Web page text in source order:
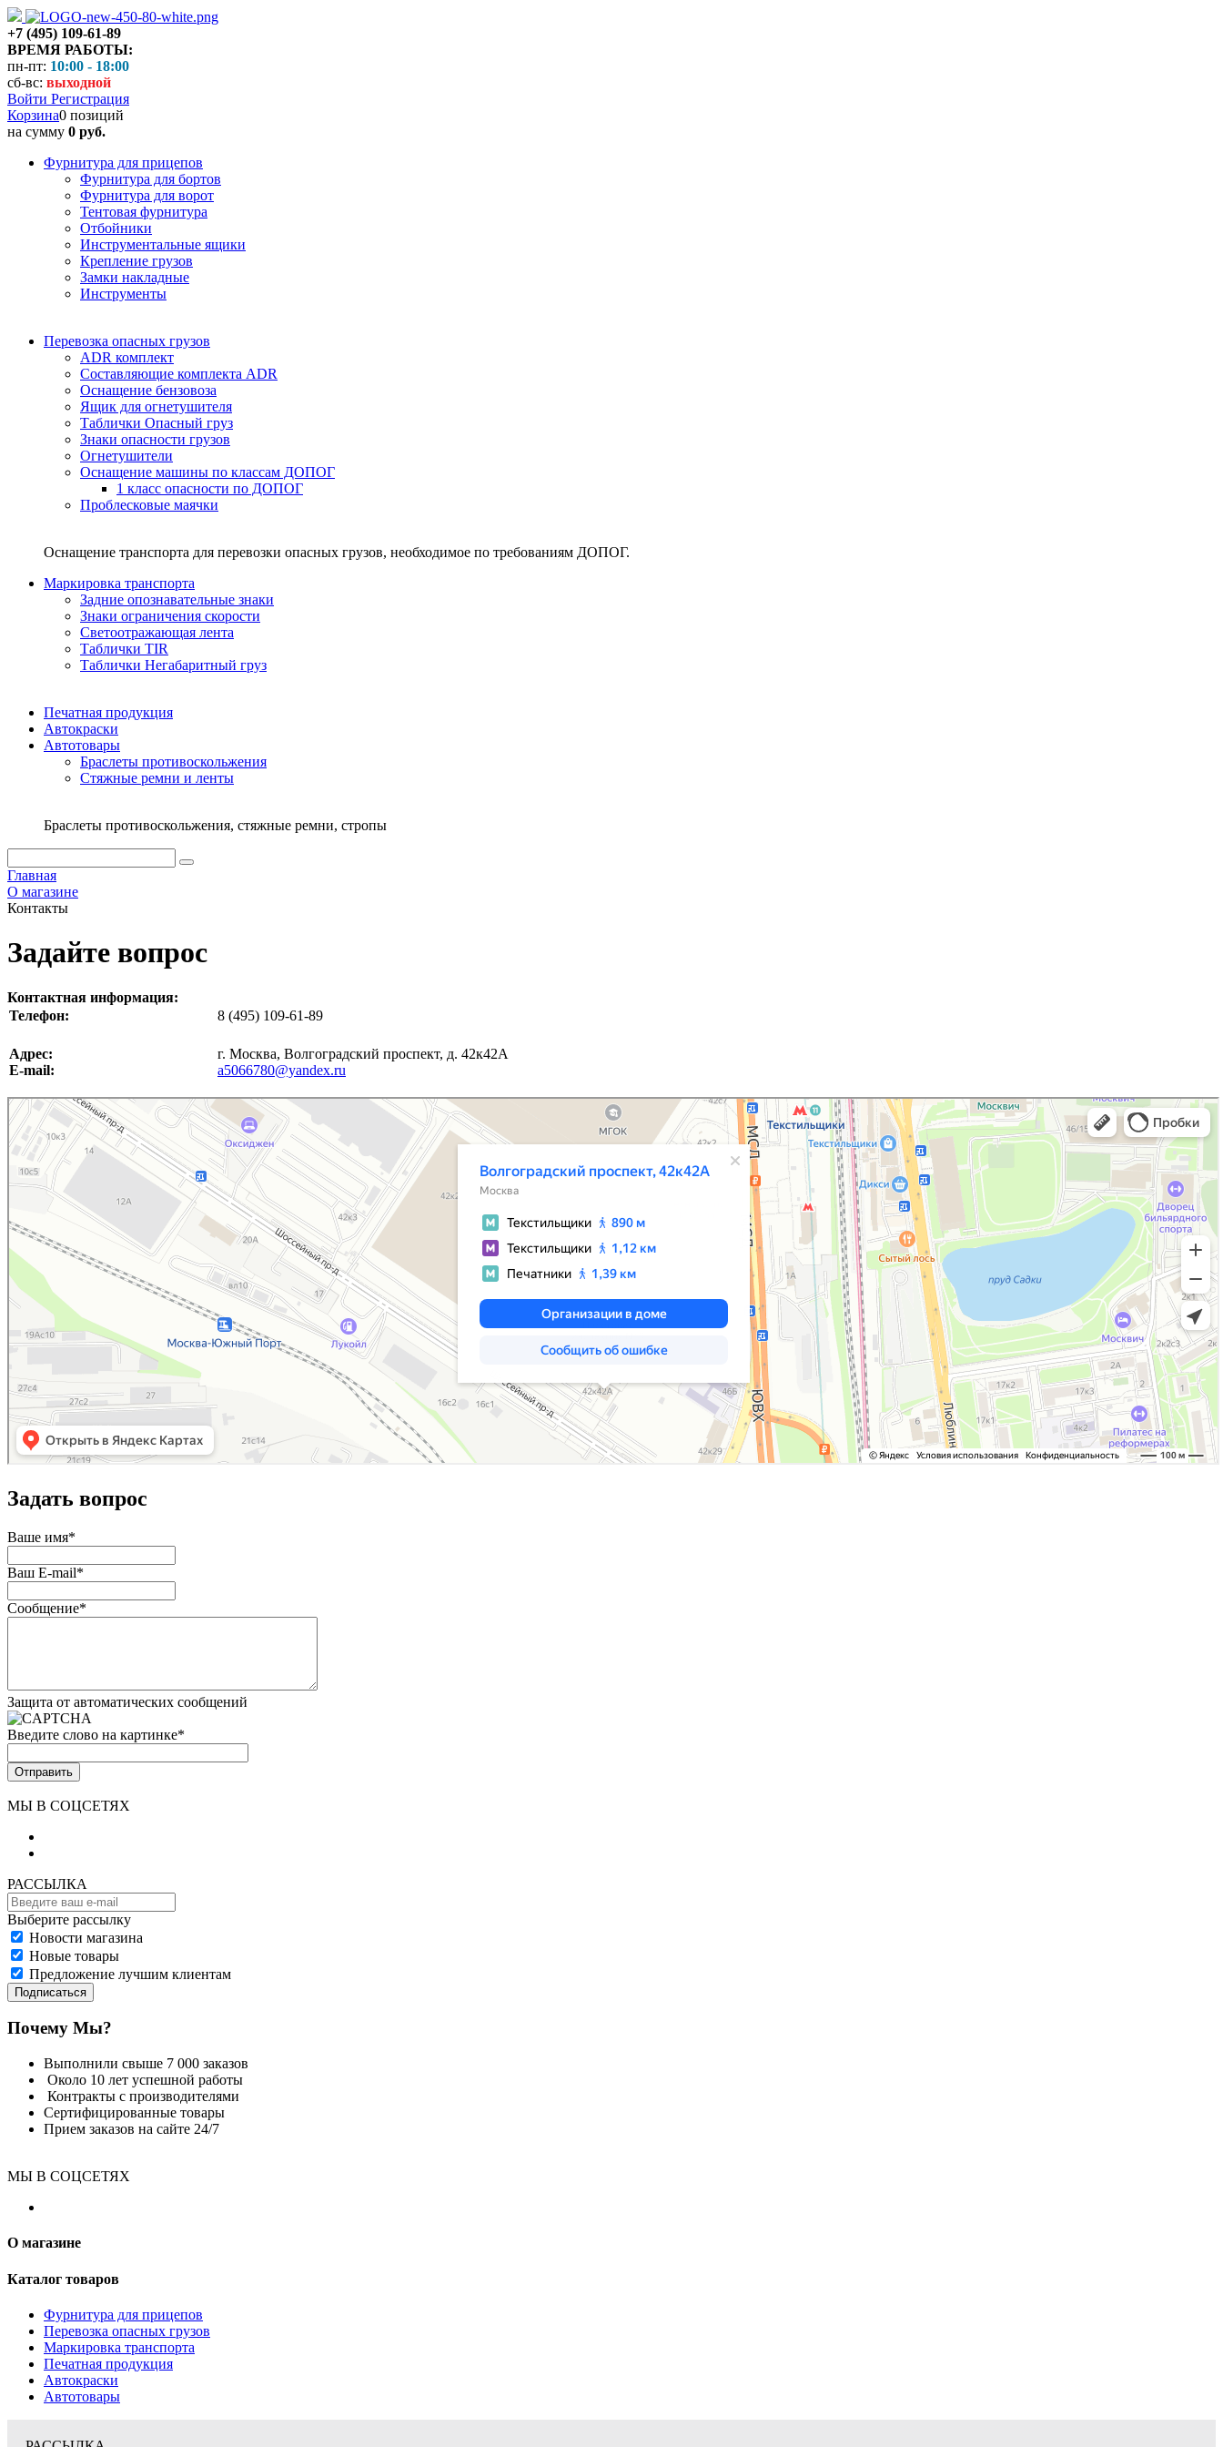
+7 (495) 109-61-89
ВРЕМЯ РАБОТЫ:
пн-пт: 10:00 - 18:00
сб-вс: выходной
Войти Регистрация
Корзина0 позиций
на сумму 0 руб.
Фурнитура для прицепов
Фурнитура для бортов
Фурнитура для ворот
Тентовая фурнитура
Отбойники
Инструментальные ящики
Крепление грузов
Замки накладные
Инструменты
Перевозка опасных грузов
ADR комплект
Составляющие комплекта ADR
Оснащение бензовоза
Ящик для огнетушителя
Таблички Опасный груз
Знаки опасности грузов
Огнетушители
Оснащение машины по классам ДОПОГ
1 класс опасности по ДОПОГ
Проблесковые маячки
Оснащение транспорта для перевозки опасных грузов, необходимое по требованиям ДОПОГ.
Маркировка транспорта
Задние опознавательные знаки
Знаки ограничения скорости
Светоотражающая лента
Таблички TIR
Таблички Негабаритный груз
Печатная продукция
Автокраски
Автотовары
Браслеты противоскольжения
Стяжныe ремни и ленты
Браслеты противоскольжения, стяжные ремни, стропы
Главная
О магазине
Контакты
Задайте вопрос
Контактная информация:
Телефон:
8 (495) 109-61-89
Адрес:
E-mail:
г. Москва, Волгоградский проспект, д. 42к42А
a5066780@yandex.ru
Задать вопрос
Ваше имя*
Ваш E-mail*
Сообщение*
Защита от автоматических сообщений
Введите слово на картинке*
МЫ В СОЦСЕТЯХ
РАССЫЛКА
Выберите рассылку
Новости магазина
Новые товары
Предложение лучшим клиентам
Подписаться
Почему Мы?
Выполнили свыше 7 000 заказов
Около 10 лет успешной работы
Контракты с производителями
Сертифицированные товары
Прием заказов на сайте 24/7
МЫ В СОЦСЕТЯХ
О магазине
Каталог товаров
Фурнитура для прицепов
Перевозка опасных грузов
Маркировка транспорта
Печатная продукция
Автокраски
Автотовары